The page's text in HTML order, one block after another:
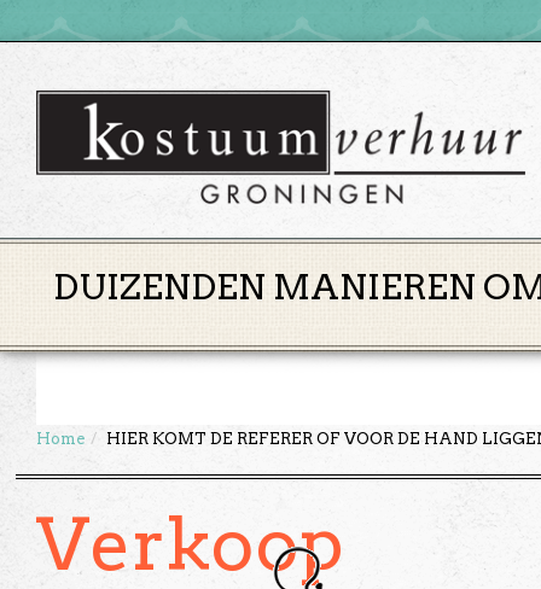
DUIZENDEN MANIEREN
Home HIER KOMT DE REFERER OF VOOR DE HAND
Verkoop